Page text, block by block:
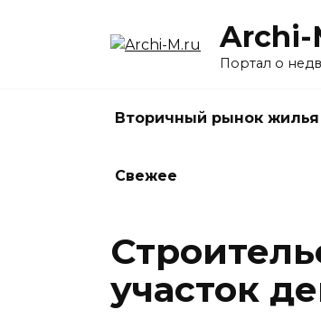
Archi-
Портал о
Вторичный рынок жилья
Свежее
участок